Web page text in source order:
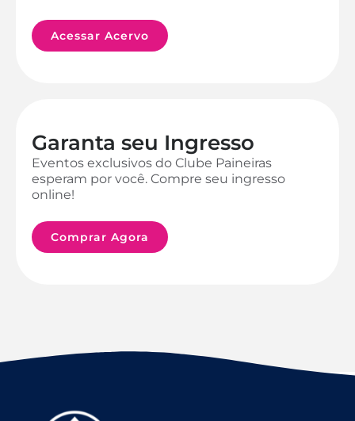
Acessar Acervo
Garanta seu Ingresso
Eventos exclusivos do Clube Paineiras
esperam por você. Compre seu ingresso
online!
Comprar Agora